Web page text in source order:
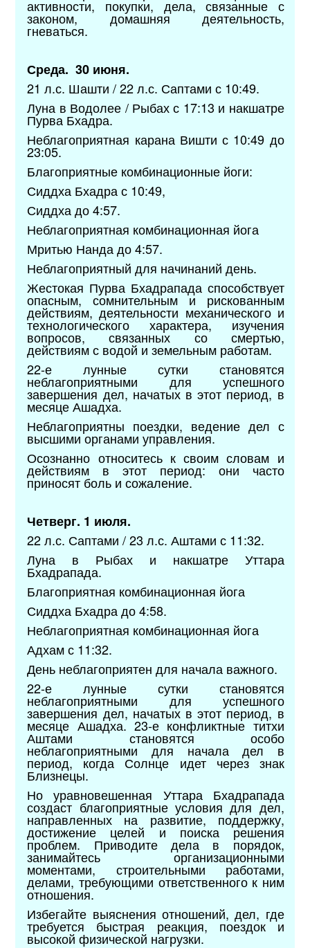
активности, покупки, дела, связанные с
законом, домашняя деятельность,
гневаться.
Среда. 30 июня.
21 л.с. Шашти / 22 л.с. Саптами с 10:49.
Луна в Водолее / Рыбах с 17:13 и накшатре
Пурва Бхадра.
Неблагоприятная карана Вишти с 10:49 до
23:05.
Благоприятные комбинационные йоги:
Сиддха Бхадра с 10:49,
Сиддха до 4:57.
Неблагоприятная комбинационная йога
Мритью Нанда до 4:57.
Неблагоприятный для начинаний день.
Жестокая Пурва Бхадрапада способствует
опасным, сомнительным и рискованным
действиям, деятельности механического и
технологического характера, изучения
вопросов, связанных со смертью,
действиям с водой и земельным работам.
22-е лунные сутки становятся
неблагоприятными для успешного
завершения дел, начатых в этот период, в
месяце Ашадха.
Неблагоприятны поездки, ведение дел с
высшими органами управления.
Осознанно относитесь к своим словам и
действиям в этот период: они часто
приносят боль и сожаление.
Четверг. 1 июля.
22 л.с. Саптами / 23 л.с. Аштами с 11:32.
Луна в Рыбах и накшатре Уттара
Бхадрапада.
Благоприятная комбинационная йога
Сиддха Бхадра до 4:58.
Неблагоприятная комбинационная йога
Адхам с 11:32.
День неблагоприятен для начала важного.
22-е лунные сутки становятся
неблагоприятными для успешного
завершения дел, начатых в этот период, в
месяце Ашадха. 23-е конфликтные титхи
Аштами становятся особо
неблагоприятными для начала дел в
период, когда Солнце идет через знак
Близнецы.
Но уравновешенная Уттара Бхадрапада
создаст благоприятные условия для дел,
направленных на развитие, поддержку,
достижение целей и поиска решения
проблем. Приводите дела в порядок,
занимайтесь организационными
моментами, строительными работами,
делами, требующими ответственного к ним
отношения.
Избегайте выяснения отношений, дел, где
требуется быстрая реакция, поездок и
высокой физической нагрузки.